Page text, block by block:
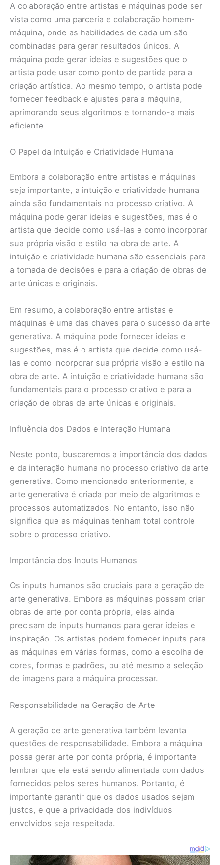
A colaboração entre artistas e máquinas pode ser
vista como uma parceria e colaboração homem-
máquina, onde as habilidades de cada um são
combinadas para gerar resultados únicos. A
máquina pode gerar ideias e sugestões que o
artista pode usar como ponto de partida para a
criação artística. Ao mesmo tempo, o artista pode
fornecer feedback e ajustes para a máquina,
aprimorando seus algoritmos e tornando-a mais
eficiente.
O Papel da Intuição e Criatividade Humana
Embora a colaboração entre artistas e máquinas
seja importante, a intuição e criatividade humana
ainda são fundamentais no processo criativo. A
máquina pode gerar ideias e sugestões, mas é o
artista que decide como usá-las e como incorporar
sua própria visão e estilo na obra de arte. A
intuição e criatividade humana são essenciais para
a tomada de decisões e para a criação de obras de
arte únicas e originais.
Em resumo, a colaboração entre artistas e
máquinas é uma das chaves para o sucesso da arte
generativa. A máquina pode fornecer ideias e
sugestões, mas é o artista que decide como usá-
las e como incorporar sua própria visão e estilo na
obra de arte. A intuição e criatividade humana são
fundamentais para o processo criativo e para a
criação de obras de arte únicas e originais.
Influência dos Dados e Interação Humana
Neste ponto, buscaremos a importância dos dados
e da interação humana no processo criativo da arte
generativa. Como mencionado anteriormente, a
arte generativa é criada por meio de algoritmos e
processos automatizados. No entanto, isso não
significa que as máquinas tenham total controle
sobre o processo criativo.
Importância dos Inputs Humanos
Os inputs humanos são cruciais para a geração de
arte generativa. Embora as máquinas possam criar
obras de arte por conta própria, elas ainda
precisam de inputs humanos para gerar ideias e
inspiração. Os artistas podem fornecer inputs para
as máquinas em várias formas, como a escolha de
cores, formas e padrões, ou até mesmo a seleção
de imagens para a máquina processar.
Responsabilidade na Geração de Arte
A geração de arte generativa também levanta
questões de responsabilidade. Embora a máquina
possa gerar arte por conta própria, é importante
lembrar que ela está sendo alimentada com dados
fornecidos pelos seres humanos. Portanto, é
importante garantir que os dados usados sejam
justos, e que a privacidade dos indivíduos
envolvidos seja respeitada.